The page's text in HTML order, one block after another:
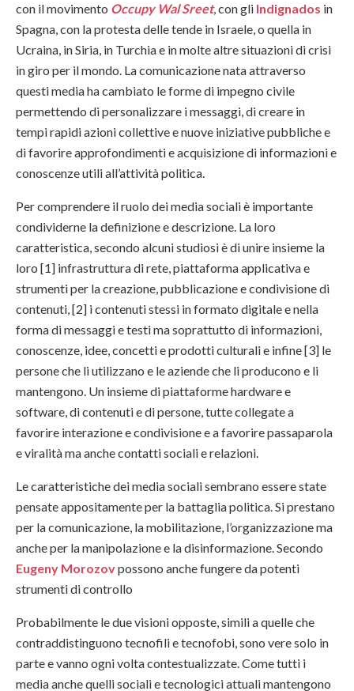
con il movimento Occupy Wal Sreet, con gli Indignados in
Spagna, con la protesta delle tende in Israele, o quella in
Ucraina, in Siria, in Turchia e in molte altre situazioni di crisi
in giro per il mondo. La comunicazione nata attraverso
questi media ha cambiato le forme di impegno civile
permettendo di personalizzare i messaggi, di creare in
tempi rapidi azioni collettive e nuove iniziative pubbliche e
di favorire approfondimenti e acquisizione di informazioni e
conoscenze utili all’attività politica.
Per comprendere il ruolo dei media sociali è importante
condividerne la definizione e descrizione. La loro
caratteristica, secondo alcuni studiosi è di unire insieme la
loro [1] infrastruttura di rete, piattaforma applicativa e
strumenti per la creazione, pubblicazione e condivisione di
contenuti, [2] i contenuti stessi in formato digitale e nella
forma di messaggi e testi ma soprattutto di informazioni,
conoscenze, idee, concetti e prodotti culturali e infine [3] le
persone che li utilizzano e le aziende che li producono e li
mantengono. Un insieme di piattaforme hardware e
software, di contenuti e di persone, tutte collegate a
favorire interazione e condivisione e a favorire passaparola
e viralità ma anche contatti sociali e relazioni.
Le caratteristiche dei media sociali sembrano essere state
pensate appositamente per la battaglia politica. Si prestano
per la comunicazione, la mobilitazione, l’organizzazione ma
anche per la manipolazione e la disinformazione. Secondo
Eugeny Morozovpossono anche fungere da potenti
strumenti di controllo
Probabilmente le due visioni opposte, simili a quelle che
contraddistinguono tecnofili e tecnofobi, sono vere solo in
parte e vanno ogni volta contestualizzate. Come tutti i
media anche quelli sociali e tecnologici attuali mantengono